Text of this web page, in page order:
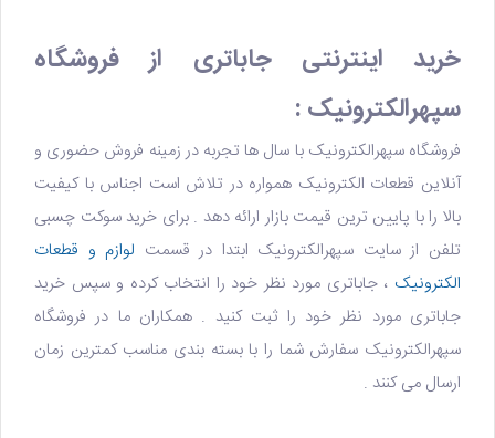
خرید اینترنتی جاباتری از فروشگاه
سپهرالکترونیک :
فروشگاه سپهرالکترونیک با سال ها تجربه در زمینه فروش حضوری و
آنلاین قطعات الکترونیک همواره در تلاش است اجناس با کیفیت
بالا را با پایین ترین قیمت بازار ارائه دهد . برای خرید سوکت چسبی
تلفن از سایت سپهرالکترونیک ابتدا در قسمت لوازم و قطعات
الکترونیک ، جاباتری مورد نظر خود را انتخاب کرده و سپس خرید
جاباتری مورد نظر خود را ثبت کنید . همکاران ما در فروشگاه
سپهرالکترونیک سفارش شما را با بسته بندی مناسب کمترین زمان
ارسال می کنند .